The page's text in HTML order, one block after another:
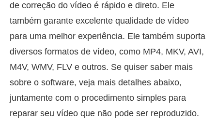
de correção do vídeo é rápido e direto. Ele
também garante excelente qualidade de vídeo
para uma melhor experiência. Ele também suporta
diversos formatos de vídeo, como MP4, MKV, AVI,
M4V, WMV, FLV e outros. Se quiser saber mais
sobre o software, veja mais detalhes abaixo,
juntamente com o procedimento simples para
reparar seu vídeo que não pode ser reproduzido.